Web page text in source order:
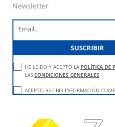
Newsletter
HE LEÍDO Y ACEPTO LA POLÍTICA DE
LAS CONDICIONES GENERALES
ACEPTO RECIBIR INFORMACIÓN